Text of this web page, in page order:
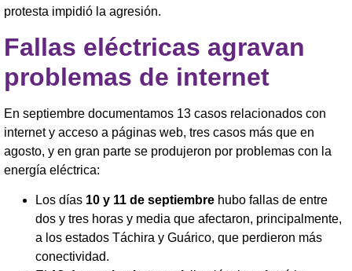
protesta impidió la agresión.
Fallas eléctricas agravan
problemas de internet
En septiembre documentamos 13 casos relacionados con
internet y acceso a páginas web, tres casos más que en
agosto, y en gran parte se produjeron por problemas con la
energía eléctrica:
Los días 10 y 11 de septiembre hubo fallas de entre
dos y tres horas y media que afectaron, principalmente,
a los estados Táchira y Guárico, que perdieron más
conectividad.